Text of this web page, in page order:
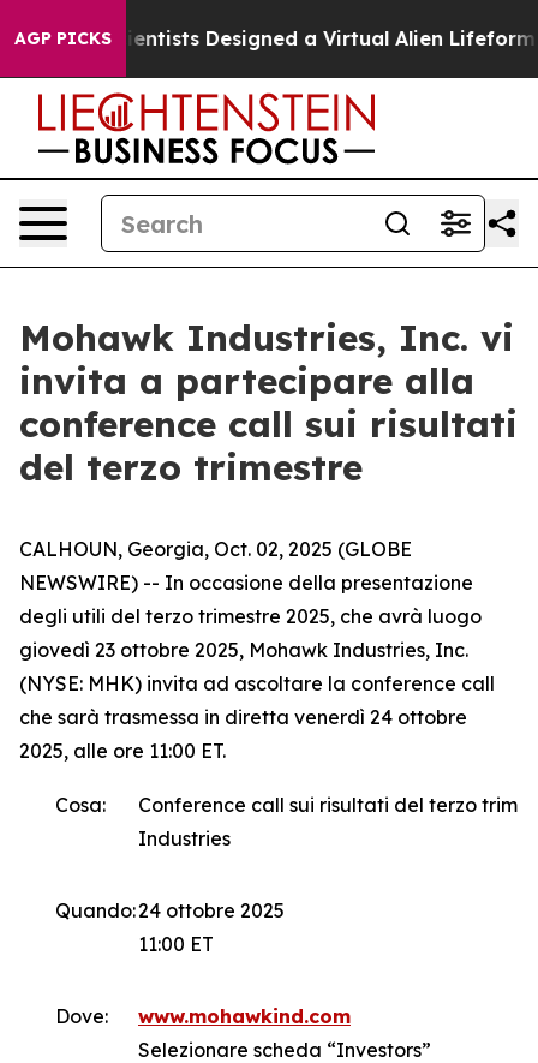
AGP PICKS
Truth Scientists Designed a Virtual Alien Lifeform
Mohawk Industries, Inc. vi
invita a partecipare alla
conference call sui risultati
del terzo trimestre
CALHOUN, Georgia, Oct. 02, 2025 (GLOBE
NEWSWIRE) -- In occasione della presentazione
degli utili del terzo trimestre 2025, che avrà luogo
giovedì 23 ottobre 2025, Mohawk Industries, Inc.
(NYSE: MHK) invita ad ascoltare la conference call
che sarà trasmessa in diretta venerdì 24 ottobre
2025, alle ore 11:00 ET.
Cosa:
Conference call sui risultati del terzo
Industries
Quando:24 ottobre 2025
11:00 ET
Dove:
www.mohawkind.com
Selezionare scheda “Investors”